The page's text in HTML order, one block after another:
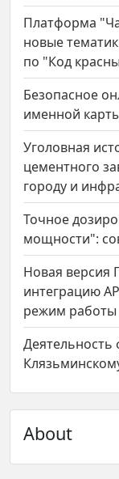
Платформа
новые
по "Код
Безопасное
именной
Уголовная
цементного
городу и
Точное
мощности":
Новая версия
интеграцию
режим работы
About